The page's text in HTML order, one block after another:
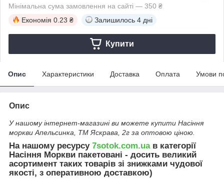
Мінімальна сума замовлення на сайті — 350 ₴
Економія 0.23 ₴ Залишилось 4 дні
Купити
Опис Характеристики Доставка Оплата Умови
Опис
У нашому інтернет-магазині ви можете купити Насіння
моркви Апельсинка, ТМ Яскрава, 2г за оптовою ціною.
На нашому ресурсу 7sotok.com.uaв категорії
Насіння Моркви пакетовані - досить великий
асортимент таких товарів зі знижками чудової
якості, з оперативною доставкою)